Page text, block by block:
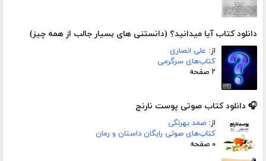
دانلود کتاب آیا میدانید؟ (دانستنی های بسیار جالب از همه چیز)
از: علی انصاری
کتاب‌های سرگرمی
۲ صفحه
🎧 دانلود کتاب صوتی پوست نارنج
از: صمد بهرنگی
کتاب‌های صوتی رایگان داستان و رمان
۰ صفحه